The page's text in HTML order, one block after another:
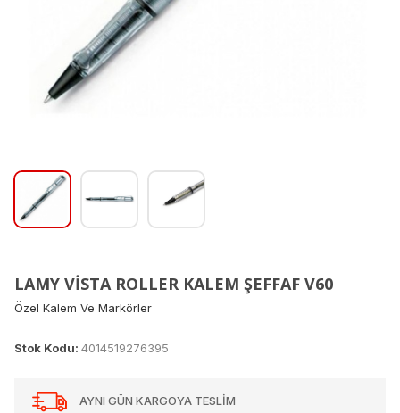
LAMY VİSTA ROLLER KALEM ŞEFFAF V60
Özel Kalem Ve Markörler
Stok Kodu: 4014519276395
AYNI GÜN KARGOYA TESLİM